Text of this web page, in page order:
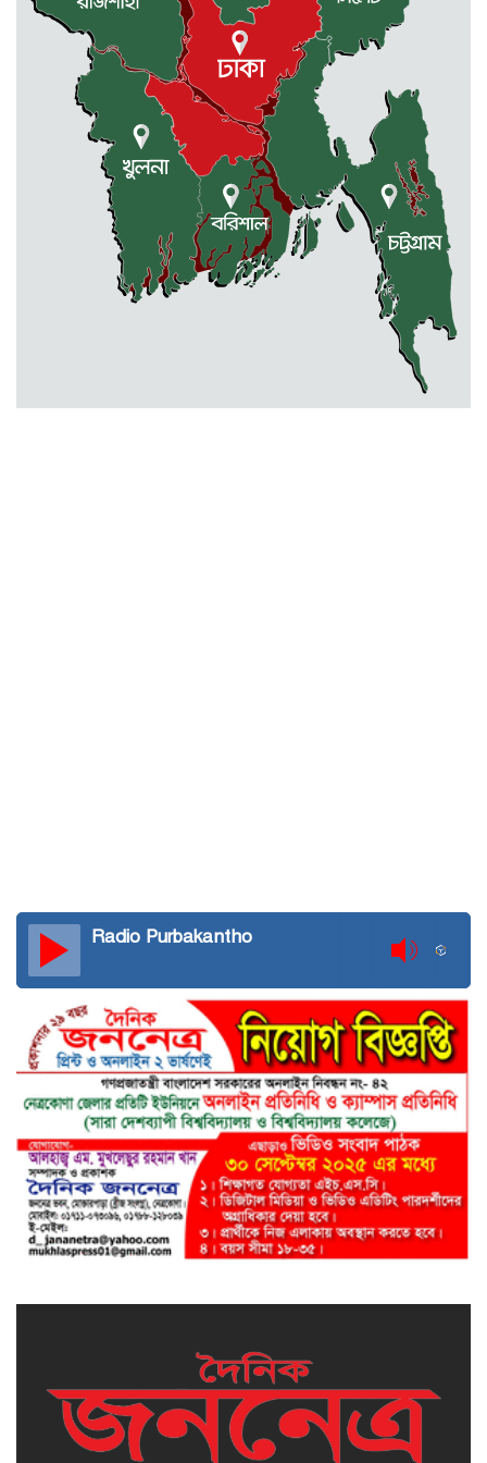
মোহনগঞ্জ উপজেলা স্বাস্থ্য কম্প্লেক্স
কর্মকর্তা ডা. মোমেনুল এর অকাল মৃত্যু
নেত্রকোণায় মেরিট কেয়ার
অর্গানাইজেশনের উদ্যোগে ফ্রি মেডিক্যাল
ক্যাম্প অনুষ্ঠিত
মোহনগঞ্জ স্বাস্থ্য কমপ্লেক্সের ১২ জন
ডাক্তারকে কৈফিয়ত তলব
বারহাট্টায় ৪৫টি ভারতীয় টায়ার জব্দ,
Radio Purbakantho